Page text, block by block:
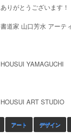
ありがとうございます！
書道家 山口芳水 アーテ
HOUSUI YAMAGUCHI
HOUSUI ART STUDIO
アート デザイン